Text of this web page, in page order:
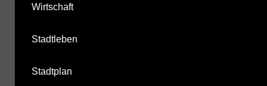
Wirtschaft
Stadtleben
Stadtplan